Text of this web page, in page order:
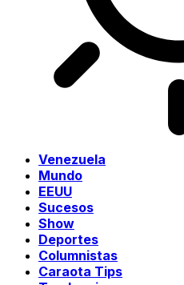
Venezuela
Mundo
EEUU
Sucesos
Show
Deportes
Columnistas
Caraota Tips